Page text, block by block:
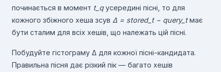
починається в момент t_qусередині пісні, то для
кожного збіжного хеша зсув Δ = stored_t − query_tмає
бути сталим для всіх хешів, що належать цій пісні.
Побудуйте гістограму Δ для кожної пісні-кандидата.
Правильна пісня дає різкий пік — багато хешів